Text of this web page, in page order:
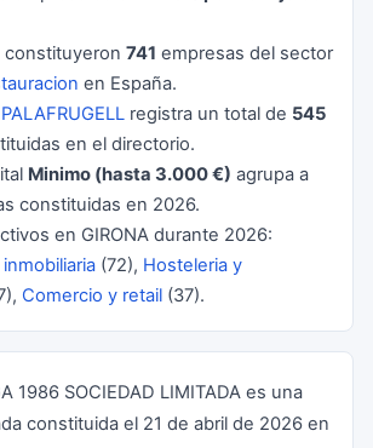
constituyeron 741 empresas del sector
en España.
PALAFRUGELL registra un total de 545
en el directorio.
Minimo (hasta 3.000 €) agrupa a
constituidas en 2026.
en GIRONA durante 2026:
(72), Hosteleria y
Comercio y retail (37).
1986 SOCIEDAD LIMITADA es una
constituida el 21 de abril de 2026 en